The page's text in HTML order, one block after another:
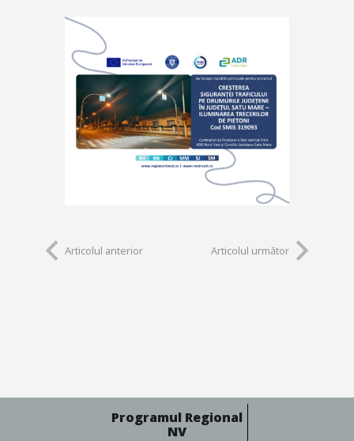
Articolul anterior Articolul următor
Programul Regional
NV